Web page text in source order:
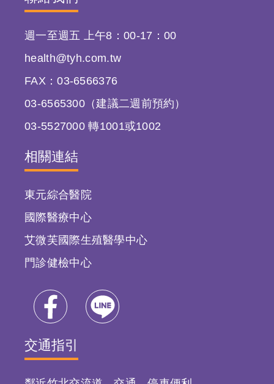
週一至週五 上午8：00-17：00
health@tyh.com.tw
FAX：03-6566376
03-6565300（建議二週前預約）
03-5527000 轉1001或1002
相關連結
東元綜合醫院
國際醫療中心
艾微芙國際生殖醫學中心
門診健檢中心
交通指引